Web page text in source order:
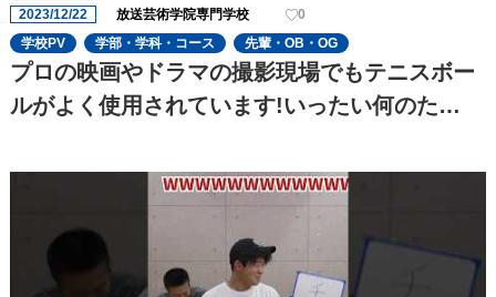
2023/12/22 放送芸術学院専門学校
0
学校PV
学部・学科・コース 先輩・OB・OG
プロの映画やドラマの撮影現場でもテニスボー
ルがよく使用されています!いったい何のた